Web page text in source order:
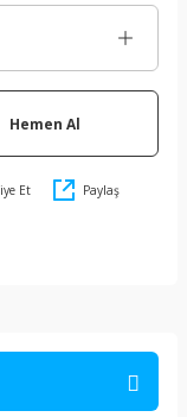
Hemen Al
Et Paylaş